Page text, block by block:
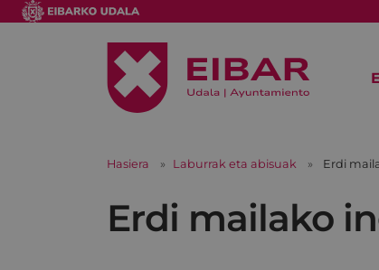
Hasiera Laburrak eta abisuak Erdi
Erdi mailako